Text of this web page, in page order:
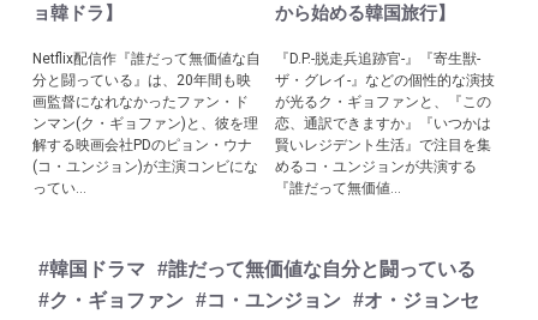
ョ韓ドラ】
Netflix配信作『誰だって無価値な自
分と闘っている』は、20年間も映
画監督になれなかったファン・ド
ンマン(ク・ギョファン)と、彼を理
解する映画会社PDのピョン・ウナ
(コ・ユンジョン)が主演コンビにな
ってい...
から始める韓国旅行】
『D.P.-脱走兵追跡官-』『寄生獣-
ザ・グレイ-』などの個性的な演技
が光るク・ギョファンと、『この
恋、通訳できますか』『いつかは
賢いレジデント生活』で注目を集
めるコ・ユンジョンが共演する
『誰だって無価値...
#韓国ドラマ
#誰だって無価値な自分と闘っている
#ク・ギョファン #コ・ユンジョン #オ・ジョンセ